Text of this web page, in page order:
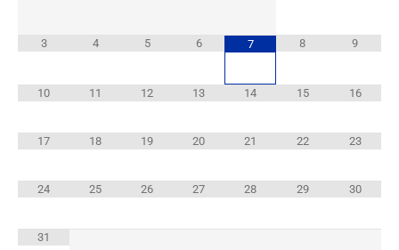
3 4 5 6 7 8 9
10 11 12 13 14 15 16
17 18 19 20 21 22 23
24 25 26 27 28 29 30
31